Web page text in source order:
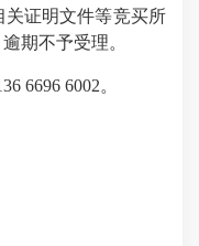
证明文件等竞买所
期不予受理。
6696 6002。